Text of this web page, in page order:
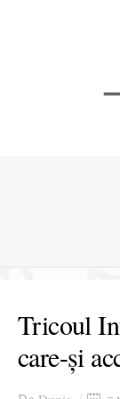
Tricoul
care-și